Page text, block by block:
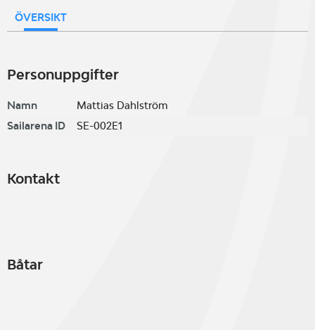
ÖVERSIKT
Personuppgifter
Namn
Mattias Dahlström
Sailarena ID
SE-002E1
Kontakt
Båtar